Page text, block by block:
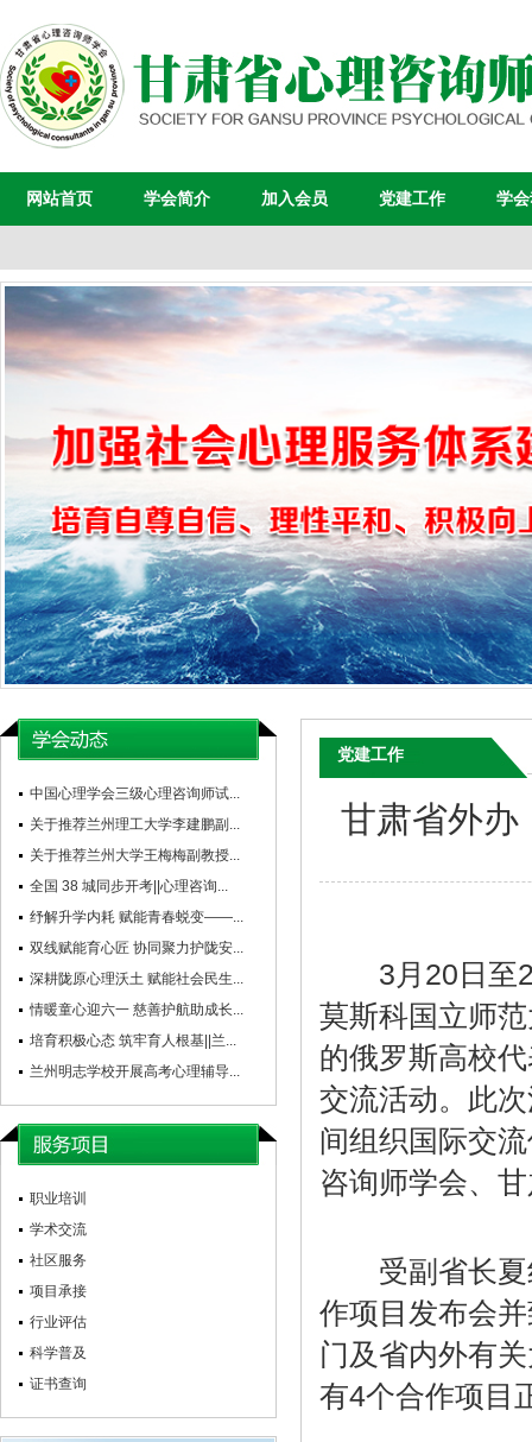
网站首页 学会简介 加入会员 党建工作 学
中国心理学会三级心理咨询师试...
关于推荐兰州理工大学李建鹏副...
关于推荐兰州大学王梅梅副教授...
全国 38 城同步开考||心理咨询...
纾解升学内耗 赋能青春蜕变——...
双线赋能育心匠 协同聚力护陇安...
深耕陇原心理沃土 赋能社会民生...
情暖童心迎六一 慈善护航助成长...
培育积极心态 筑牢育人根基||兰...
兰州明志学校开展高考心理辅导...
职业培训
学术交流
社区服务
项目承接
行业评估
科学普及
证书查询
党建工作
甘肃省外办
3月20日至22
莫斯科国立师
的俄罗斯高校
交流活动。此
间组织国际交
咨询师学会、
受副省长夏
作项目发布会
门及省内外有
有4个合作项目